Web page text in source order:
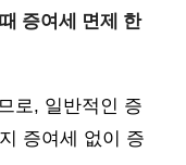
증여세 면제 한
로, 일반적인 증
증여세 없이 증